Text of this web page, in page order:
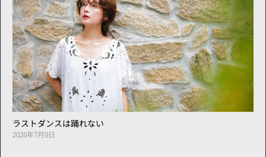
ラストダンスは踊れない
2026年7月9日